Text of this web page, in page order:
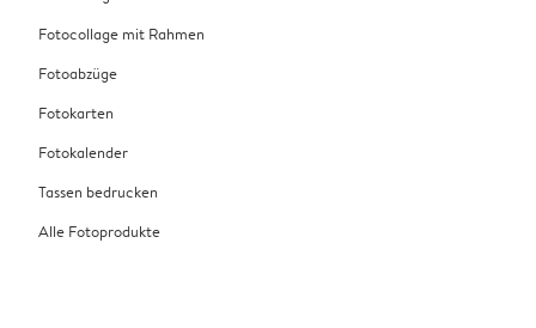
Fotocollage mit Rahmen
Fotoabzüge
Fotokarten
Fotokalender
Tassen bedrucken
Alle Fotoprodukte